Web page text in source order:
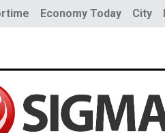
Economy Today City